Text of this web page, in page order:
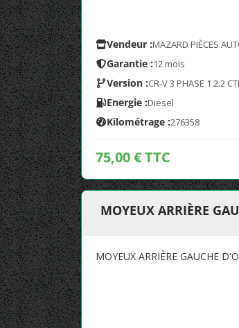
Vendeur :MAZARD PIÈCES
Garantie :12 mois
Version :CR-V 3 PHASE 1 2.2
Energie :Diesel
Kilométrage :276358
75,00 € TTC
MOYEUX ARRIÈRE
MOYEUX ARRIÈRE GAUCHE